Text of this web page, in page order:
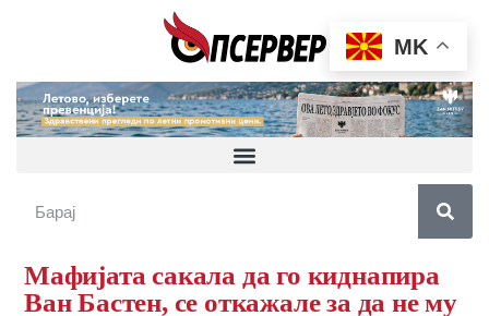
Мафијата сакала да го киднапира
Ван Бастен, се откажале за да не му
MK